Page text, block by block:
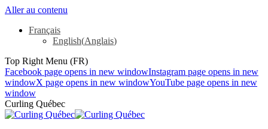
Aller au contenu
Français
English(Anglais)
Top Right Menu (FR)
Facebook page opens in new windowInstagram page opens in new
windowX page opens in new windowYouTube page opens in new
window
Curling Québec